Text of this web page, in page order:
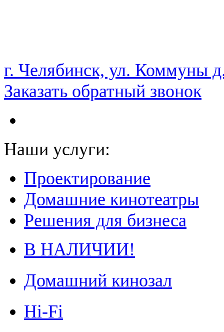
НАМ ДОВЕРЯЮТ С 2003 ГОДА
г. Челябинск, ул. Коммуны
Заказать обратный звонок
Наши услуги:
Проектирование
Домашние кинотеатры
Решения для бизнеса
В НАЛИЧИИ!
Домашний кинозал
Hi-Fi